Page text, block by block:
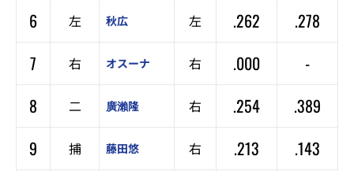
6
左 秋広 左 .262
.278
7
右 オスーナ 右 .000
-
8
二 廣瀨隆 右 .254
.389
9
捕 藤田悠 右 .213
.143